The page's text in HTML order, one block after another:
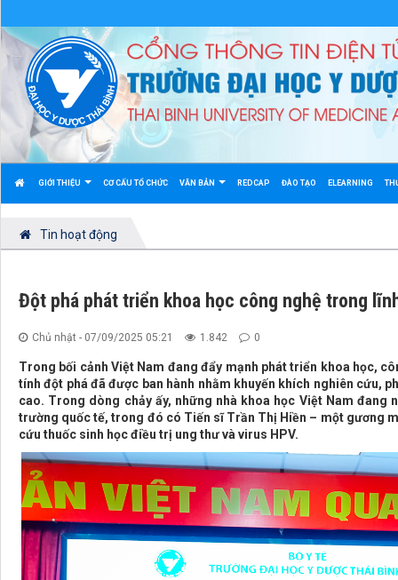
GIỚI THIỆU CƠ CẤU TỔ CHỨC VĂN BẢN REDCAP ĐÀO TẠO ELEARNING
Tin hoạt động
Đột phá phát triển khoa học công nghệ trong
Chủ nhật - 07/09/2025 05:21 1.842 0
Trong bối cảnh Việt Nam đang đẩy mạnh phát triển khoa học,
tính đột phá đã được ban hành nhằm khuyến khích nghiên cứu,
cao. Trong dòng chảy ấy, những nhà khoa học Việt Nam
trường quốc tế, trong đó có Tiến sĩ Trần Thị Hiền – một gương
cứu thuốc sinh học điều trị ung thư và virus HPV.